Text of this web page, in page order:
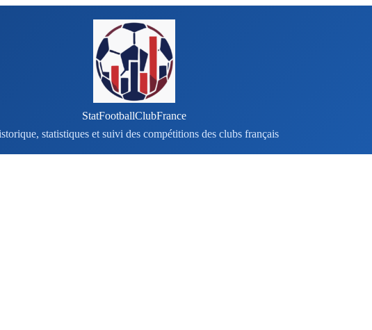
StatFootballClubFrance
statistiques et suivi des compétitions des clubs français